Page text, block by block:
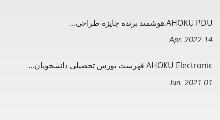
AHOKU PDU هوشمند برنده جایزه طراحی...
14 Apr, 2022
AHOKU Electronic فهرست بورس تحصیلی دانشجویان...
01 Jun, 2021